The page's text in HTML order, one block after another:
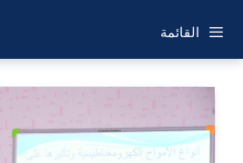
القائمة